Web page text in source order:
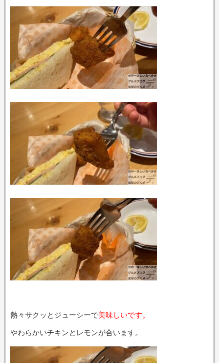
熱々サクッとジューシーで美味しいです。
やわらかいチキンとレモンが合います。